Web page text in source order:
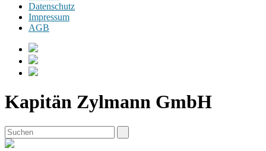
Datenschutz
Impressum
AGB
Kapitän Zylmann GmbH